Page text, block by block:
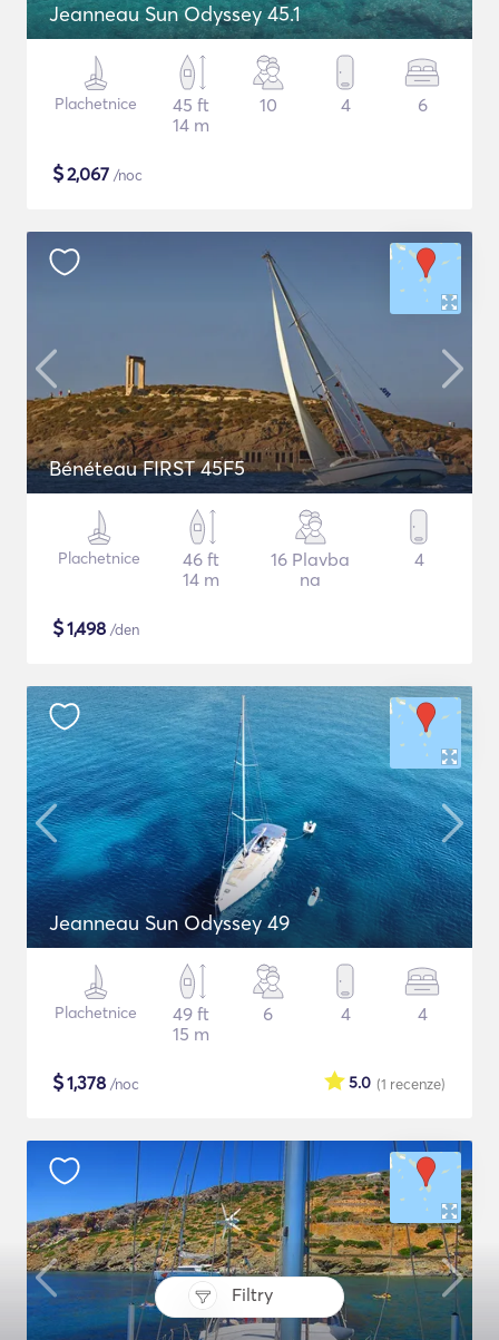
Filtry
Jeanneau Sun Odyssey 45.1
Plachetnice
45 ft
14 m
10 4 6
$2,067 /noc
Bénéteau FIRST 45F5
Plachetnice
46 ft
14 m
16 Plavba
na
4
$1,498 /den
Jeanneau Sun Odyssey 49
Plachetnice
49 ft
15 m
6 4 4
$1,378 /noc (1 recenze)
5.0